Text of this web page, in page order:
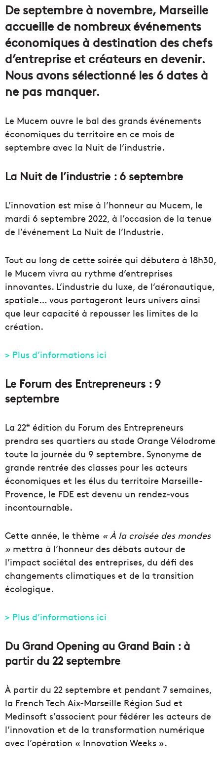
De septembre à novembre, Marseille
accueille de nombreux événements
économiques à destination des chefs
d’entreprise et créateurs en devenir.
Nous avons sélectionné les 6 dates à
ne pas manquer.
Le Mucem ouvre le bal des grands événements
économiques du territoire en ce mois de
septembre avec la Nuit de l’industrie.
La Nuit de l’industrie : 6 septembre
L’innovation est mise à l’honneur au Mucem, le
mardi 6 septembre 2022, à l’occasion de la tenue
de l’événement La Nuit de l’Industrie.
Tout au long de cette soirée qui débutera à 18h30,
le Mucem vivra au rythme d’entreprises
innovantes. L’industrie du luxe, de l’aéronautique,
spatiale… vous partageront leurs univers ainsi
que leur capacité à repousser les limites de la
création.
> Plus d’informations ici
Le Forum des Entrepreneurs : 9
septembre
La 22e édition du Forum des Entrepreneurs
prendra ses quartiers au stade Orange Vélodrome
toute la journée du 9 septembre. Synonyme de
grande rentrée des classes pour les acteurs
économiques et les élus du territoire Marseille-
Provence, le FDE est devenu un rendez-vous
incontournable.
Cette année, le thème « À la croisée des mondes
» mettra à l’honneur des débats autour de
l’impact sociétal des entreprises, du défi des
changements climatiques et de la transition
écologique.
> Plus d’informations ici
Du Grand Opening au Grand Bain : à
partir du 22 septembre
À partir du 22 septembre et pendant 7 semaines,
la French Tech Aix-Marseille Région Sud et
Medinsoft s’associent pour fédérer les acteurs de
l’innovation et de la transformation numérique
avec l’opération « Innovation Weeks ».